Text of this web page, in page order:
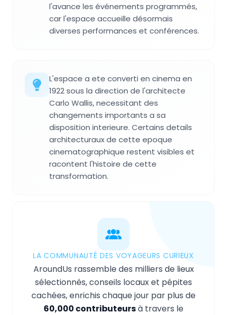
l'avance les événements programmés,
car l'espace accueille désormais
diverses performances et conférences.
L'espace a ete converti en cinema en
1922 sous la direction de l'architecte
Carlo Wallis, necessitant des
changements importants a sa
disposition interieure. Certains details
architecturaux de cette epoque
cinematographique restent visibles et
racontent l'histoire de cette
transformation.
LA COMMUNAUTÉ DES VOYAGEURS CURIEUX
AroundUs rassemble des milliers de lieux
sélectionnés, conseils locaux et pépites
cachées, enrichis chaque jour par plus de
60,000 contributeursà travers le